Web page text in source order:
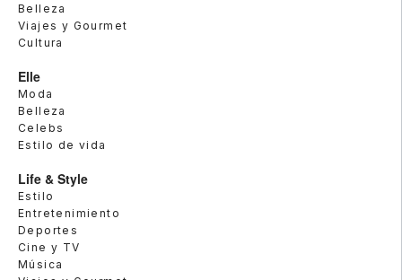
Belleza
Viajes y Gourmet
Cultura
Elle
Moda
Belleza
Celebs
Estilo de vida
Life & Style
Estilo
Entretenimiento
Deportes
Cine y TV
Música